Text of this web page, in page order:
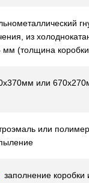
из
мм (толщина
или
или
заполнение коробки